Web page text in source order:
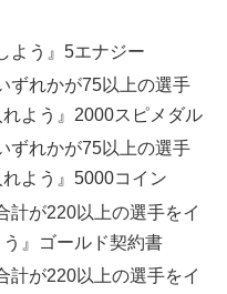
よう』5エナジー
ずれかが75以上の選手
よう』2000スピメダル
ずれかが75以上の選手
よう』5000コイン
計が220以上の選手をイ
』ゴールド契約書
計が220以上の選手をイ